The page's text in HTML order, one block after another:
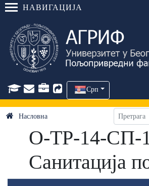
НАВИГАЦИЈА
Срп
Насловна
О-ТР-14-СП-
Санитација